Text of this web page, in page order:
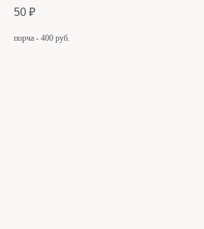
50 ₽
порча - 400 руб.